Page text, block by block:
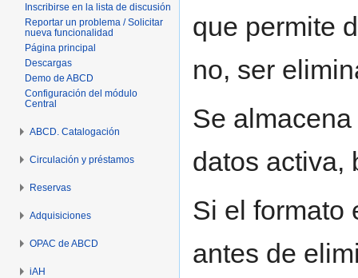
que permite
no, ser
Se
datos activa,
Si el formato
antes de
Inscribirse en la lista de discusión
Reportar un problema / Solicitar
nueva funcionalidad
Página principal
Descargas
Demo de ABCD
Configuración del módulo
Central
ABCD. Catalogación
Circulación y préstamos
Reservas
Adquisiciones
OPAC de ABCD
iAH